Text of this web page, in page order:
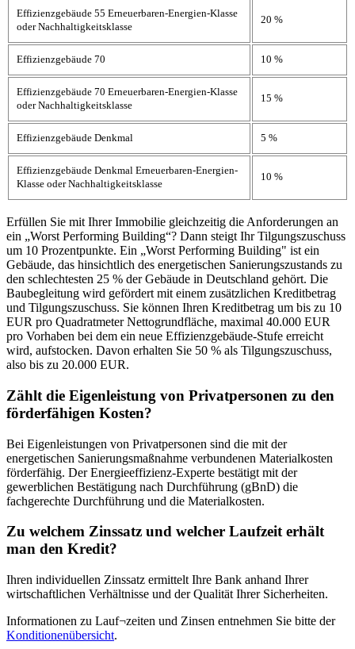
Effizienzgebäude 55 Erneuerbaren-Energien-Klasse
oder Nachhaltigkeitsklasse
20 %
Effizienzgebäude 70 10 %
Effizienzgebäude 70 Erneuerbaren-Energien-Klasse
oder Nachhaltigkeitsklasse
15 %
Effizienzgebäude Denkmal 5 %
Effizienzgebäude Denkmal Erneuerbaren-Energien-
Klasse oder Nachhaltigkeitsklasse
10 %
Erfüllen Sie mit Ihrer Immobilie gleichzeitig die Anforderungen an
ein „Worst Performing Building“? Dann steigt Ihr Tilgungszuschuss
um 10 Prozentpunkte. Ein „Worst Performing Building" ist ein
Gebäude, das hinsichtlich des energetischen Sanierungszustands zu
den schlechtesten 25 % der Gebäude in Deutschland gehört. Die
Baubegleitung wird gefördert mit einem zusätzlichen Kreditbetrag
und Tilgungszuschuss. Sie können Ihren Kreditbetrag um bis zu 10
EUR pro Quadratmeter Nettogrundfläche, maximal 40.000 EUR
pro Vorhaben bei dem ein neue Effizienzgebäude-Stufe erreicht
wird, aufstocken. Davon erhalten Sie 50 % als Tilgungszuschuss,
also bis zu 20.000 EUR.
Zählt die Eigenleistung von Privatpersonen zu den
förderfähigen Kosten?
Bei Eigenleistungen von Privatpersonen sind die mit der
energetischen Sanierungsmaßnahme verbundenen Materialkosten
förderfähig. Der Energieeffizienz-Experte bestätigt mit der
gewerblichen Bestätigung nach Durchführung (gBnD) die
fachgerechte Durchführung und die Materialkosten.
Zu welchem Zinssatz und welcher Laufzeit erhält
man den Kredit?
Ihren individuellen Zinssatz ermittelt Ihre Bank anhand Ihrer
wirtschaftlichen Verhältnisse und der Qualität Ihrer Sicherheiten.
Informationen zu Lauf¬zeiten und Zinsen entnehmen Sie bitte der
Konditionenübersicht.